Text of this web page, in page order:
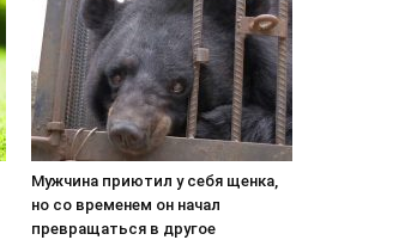
Мужчина приютил у себя щенка,
но со временем он начал
превращаться в другое